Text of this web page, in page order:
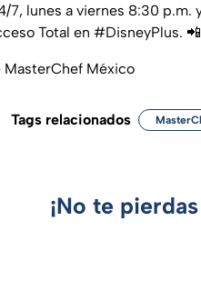
7, lunes a viernes 8:30 p.m.
Total en #DisneyPlus. 📲
México
Tags relacionados
¡No te